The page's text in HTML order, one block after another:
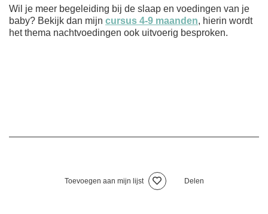
Wil je meer begeleiding bij de slaap en voedingen van je
baby? Bekijk dan mijn cursus 4-9 maanden, hierin wordt
het thema nachtvoedingen ook uitvoerig besproken.
Toevoegen aan mijn lijst Delen